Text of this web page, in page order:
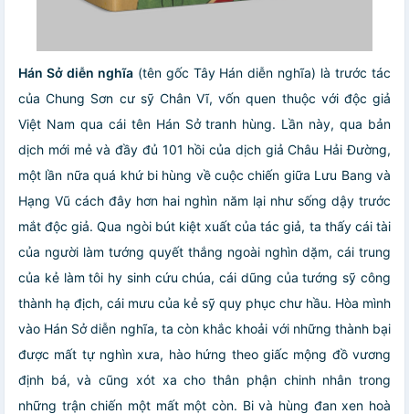
Hán Sở diễn nghĩa(tên gốc Tây Hán diễn nghĩa) là trước tác
của Chung Sơn cư sỹ Chân Vĩ, vốn quen thuộc với độc giả
Việt Nam qua cái tên Hán Sở tranh hùng. Lần này, qua bản
dịch mới mẻ và đầy đủ 101 hồi của dịch giả Châu Hải Đường,
một lần nữa quá khứ bi hùng về cuộc chiến giữa Lưu Bang và
Hạng Vũ cách đây hơn hai nghìn năm lại như sống dậy trước
mắt độc giả. Qua ngòi bút kiệt xuất của tác giả, ta thấy cái tài
của người làm tướng quyết thắng ngoài nghìn dặm, cái trung
của kẻ làm tôi hy sinh cứu chúa, cái dũng của tướng sỹ công
thành hạ địch, cái mưu của kẻ sỹ quy phục chư hầu. Hòa mình
vào Hán Sở diễn nghĩa, ta còn khắc khoải với những thành bại
được mất tự nghìn xưa, hào hứng theo giấc mộng đồ vương
định bá, và cũng xót xa cho thân phận chinh nhân trong
những trận chiến một mất một còn. Bi và hùng đan xen hoà